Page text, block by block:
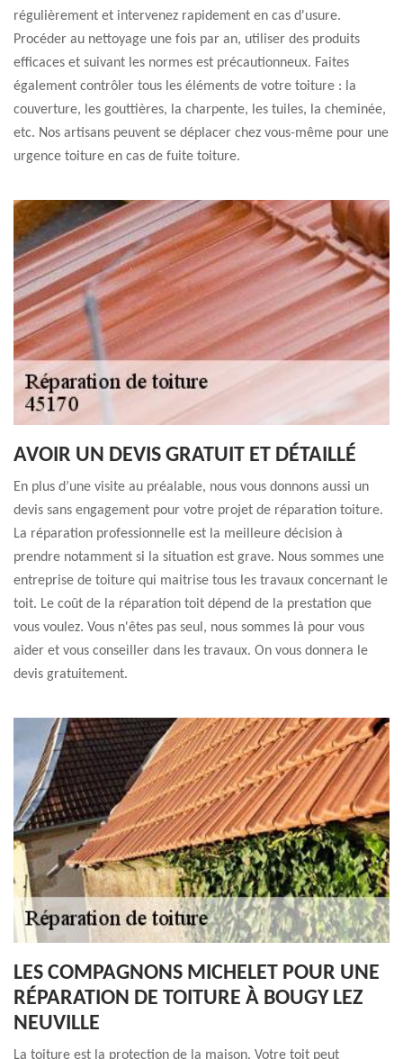
régulièrement et intervenez rapidement en cas d'usure.
Procéder au nettoyage une fois par an, utiliser des produits
efficaces et suivant les normes est précautionneux. Faites
également contrôler tous les éléments de votre toiture : la
couverture, les gouttières, la charpente, les tuiles, la cheminée,
etc. Nos artisans peuvent se déplacer chez vous-même pour une
urgence toiture en cas de fuite toiture.
AVOIR UN DEVIS GRATUIT ET DÉTAILLÉ
En plus d’une visite au préalable, nous vous donnons aussi un
devis sans engagement pour votre projet de réparation toiture.
La réparation professionnelle est la meilleure décision à
prendre notamment si la situation est grave. Nous sommes une
entreprise de toiture qui maitrise tous les travaux concernant le
toit. Le coût de la réparation toit dépend de la prestation que
vous voulez. Vous n'êtes pas seul, nous sommes là pour vous
aider et vous conseiller dans les travaux. On vous donnera le
devis gratuitement.
LES COMPAGNONS MICHELET POUR UNE
RÉPARATION DE TOITURE À BOUGY LEZ
NEUVILLE
La toiture est la protection de la maison. Votre toit peut